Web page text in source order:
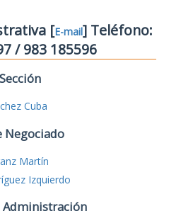
[E-mail] Teléfono:
/ 983 185596
Cuba
Negociado
Martín
Izquierdo
Administración